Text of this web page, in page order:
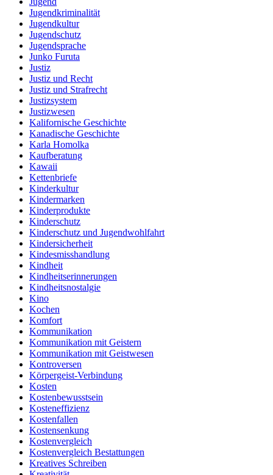
Jugendkriminalität
Jugendkultur
Jugendschutz
Jugendsprache
Junko Furuta
Justiz
Justiz und Recht
Justiz und Strafrecht
Justizsystem
Justizwesen
Kalifornische Geschichte
Kanadische Geschichte
Karla Homolka
Kaufberatung
Kawaii
Kettenbriefe
Kinderkultur
Kindermarken
Kinderprodukte
Kinderschutz
Kinderschutz und Jugendwohlfahrt
Kindersicherheit
Kindesmisshandlung
Kindheit
Kindheitserinnerungen
Kindheitsnostalgie
Kino
Kochen
Komfort
Kommunikation
Kommunikation mit Geistern
Kommunikation mit Geistwesen
Kontroversen
Körpergeist-Verbindung
Kosten
Kostenbewusstsein
Kosteneffizienz
Kostenfallen
Kostensenkung
Kostenvergleich
Kostenvergleich Bestattungen
Kreatives Schreiben